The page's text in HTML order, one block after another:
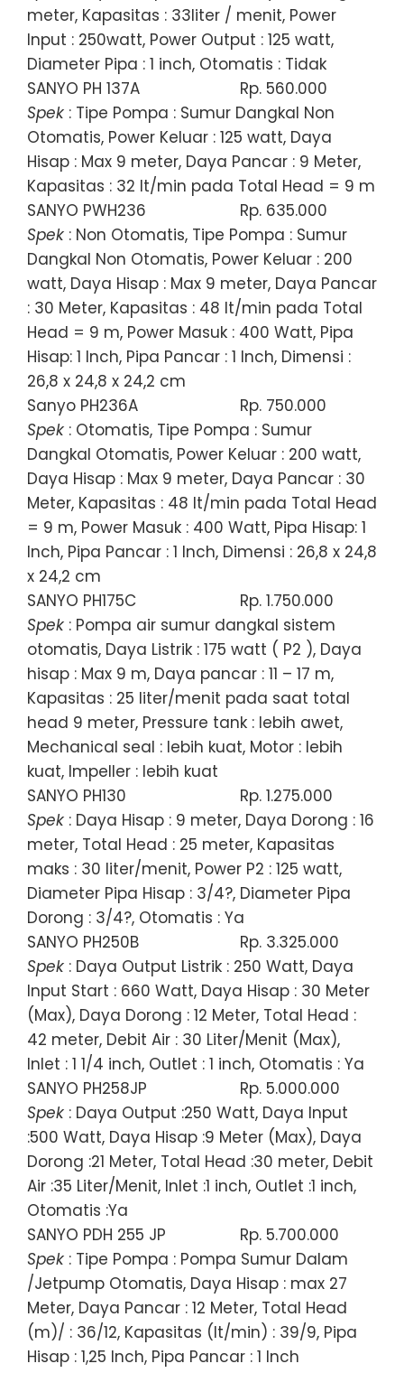
meter, Kapasitas : 33liter / menit, Power
Input : 250watt, Power Output : 125 watt,
Diameter Pipa : 1 inch, Otomatis : Tidak
SANYO PH 137A
Rp. 560.000
Spek : Tipe Pompa : Sumur Dangkal Non
Otomatis, Power Keluar : 125 watt, Daya
Hisap : Max 9 meter, Daya Pancar : 9 Meter,
Kapasitas : 32 lt/min pada Total Head = 9 m
SANYO PWH236
Rp. 635.000
Spek : Non Otomatis, Tipe Pompa : Sumur
Dangkal Non Otomatis, Power Keluar : 200
watt, Daya Hisap : Max 9 meter, Daya Pancar
: 30 Meter, Kapasitas : 48 lt/min pada Total
Head = 9 m, Power Masuk : 400 Watt, Pipa
Hisap: 1 Inch, Pipa Pancar : 1 Inch, Dimensi :
26,8 x 24,8 x 24,2 cm
Sanyo PH236A
Rp. 750.000
Spek : Otomatis, Tipe Pompa : Sumur
Dangkal Otomatis, Power Keluar : 200 watt,
Daya Hisap : Max 9 meter, Daya Pancar : 30
Meter, Kapasitas : 48 lt/min pada Total Head
= 9 m, Power Masuk : 400 Watt, Pipa Hisap: 1
Inch, Pipa Pancar : 1 Inch, Dimensi : 26,8 x 24,8
x 24,2 cm
SANYO PH175C
Rp. 1.750.000
Spek : Pompa air sumur dangkal sistem
otomatis, Daya Listrik : 175 watt ( P2 ), Daya
hisap : Max 9 m, Daya pancar : 11 – 17 m,
Kapasitas : 25 liter/menit pada saat total
head 9 meter, Pressure tank : lebih awet,
Mechanical seal : lebih kuat, Motor : lebih
kuat, Impeller : lebih kuat
SANYO PH130
Rp. 1.275.000
Spek : Daya Hisap : 9 meter, Daya Dorong : 16
meter, Total Head : 25 meter, Kapasitas
maks : 30 liter/menit, Power P2 : 125 watt,
Diameter Pipa Hisap : 3/4?, Diameter Pipa
Dorong : 3/4?, Otomatis : Ya
SANYO PH250B
Rp. 3.325.000
Spek : Daya Output Listrik : 250 Watt, Daya
Input Start : 660 Watt, Daya Hisap : 30 Meter
(Max), Daya Dorong : 12 Meter, Total Head :
42 meter, Debit Air : 30 Liter/Menit (Max),
Inlet : 1 1/4 inch, Outlet : 1 inch, Otomatis : Ya
SANYO PH258JP
Rp. 5.000.000
Spek : Daya Output :250 Watt, Daya Input
:500 Watt, Daya Hisap :9 Meter (Max), Daya
Dorong :21 Meter, Total Head :30 meter, Debit
Air :35 Liter/Menit, Inlet :1 inch, Outlet :1 inch,
Otomatis :Ya
SANYO PDH 255 JP
Rp. 5.700.000
Spek : Tipe Pompa : Pompa Sumur Dalam
/Jetpump Otomatis, Daya Hisap : max 27
Meter, Daya Pancar : 12 Meter, Total Head
(m)/ : 36/12, Kapasitas (lt/min) : 39/9, Pipa
Hisap : 1,25 Inch, Pipa Pancar : 1 Inch